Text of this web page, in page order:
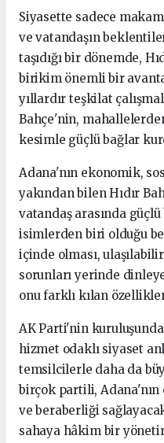
Siyasette sadece
ve vatandaşın
taşıdığı bir dönemde,
birikim önemli bir
yıllardır teşkilat
Bahçe'nin,
kesimle güçlü bağlar
Adana'nın ekonomik,
yakından bilen Hıdır
vatandaş arasında
isimlerden biri olduğu
içinde olması,
sorunları yerinde
onu farklı kılan
AK Parti'nin
hizmet odaklı siyaset
temsilcilerle daha da
birçok partili,
ve beraberliği
sahaya hâkim bir